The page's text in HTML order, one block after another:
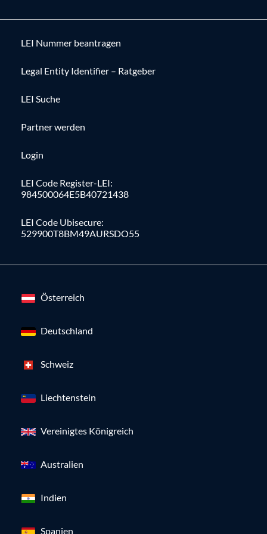
LEI Nummer beantragen
Legal Entity Identifier – Ratgeber
LEI Suche
Partner werden
Login
LEI Code Register-LEI:
984500064E5B40721438
LEI Code Ubisecure:
529900T8BM49AURSDO55
Österreich
Deutschland
Schweiz
Liechtenstein
Vereinigtes Königreich
Australien
Indien
Spanien